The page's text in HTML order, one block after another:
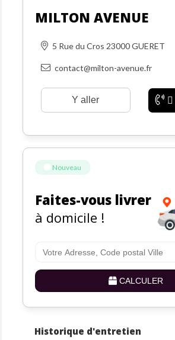
MILTON AVENUE
5 Rue du Cros 23000 GUERET
contact@milton-avenue.fr
Y aller
Nouveau
Faites-vous livrer
à domicile !
CALCULER
Historique d'entretien